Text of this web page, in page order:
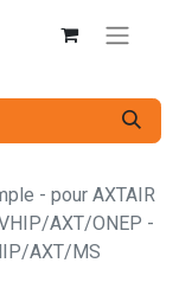
- pour AXTAIR
AXT/ONEP -
AXT/MS